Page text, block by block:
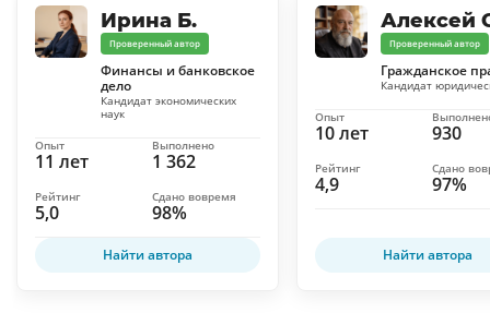
Ирина Б.
Проверенный автор
Финансы и банковское
дело
Кандидат экономических
наук
11 лет
Опыт
1 362
Выполнено
5,0
Рейтинг
98%
Сдано вовремя
Найти автора
Алексей
Проверенный автор
Гражданское
Кандидат
10 лет
Опыт
930
4,9
Рейтинг
97%
Сдано
Найти автора